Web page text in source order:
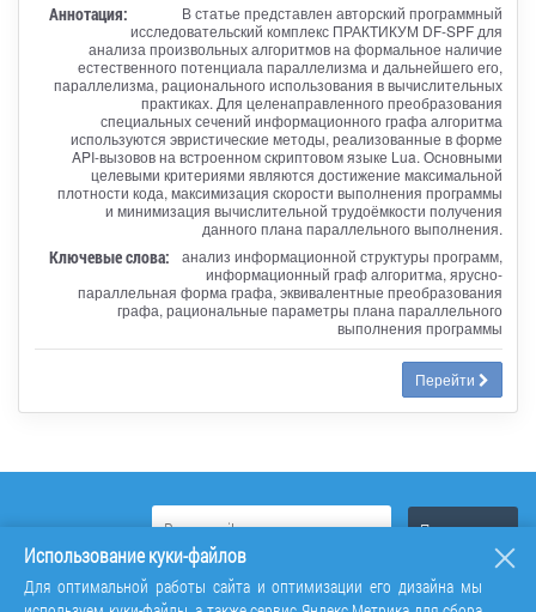
Аннотация:
В статье представлен авторский программный
исследовательский комплекс ПРАКТИКУМ DF-SPF для
анализа произвольных алгоритмов на формальное наличие
естественного потенциала параллелизма и дальнейшего его,
параллелизма, рационального использования в вычислительных
практиках. Для целенаправленного преобразования
специальных сечений информационного графа алгоритма
используются эвристические методы, реализованные в форме
API-вызовов на встроенном скриптовом языке Lua. Основными
целевыми критериями являются достижение максимальной
плотности кода, максимизация скорости выполнения программы
и минимизация вычислительной трудоёмкости получения
данного плана параллельного выполнения.
Ключевые слова:
анализ информационной структуры программ,
информационный граф алгоритма, ярусно-
параллельная форма графа, эквивалентные преобразования
графа, рациональные параметры плана параллельного
выполнения программы
Перейти
Использование куки-файлов
Для оптимальной работы сайта и оптимизации его дизайна мы